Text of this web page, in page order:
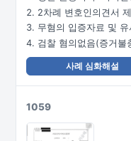
2차례 변호인의견서
무혐의 입증자료 및
검찰 혐의없음(증거불
사례 심화해설
1059